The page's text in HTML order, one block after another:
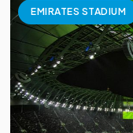
EMIRATES STADIUM